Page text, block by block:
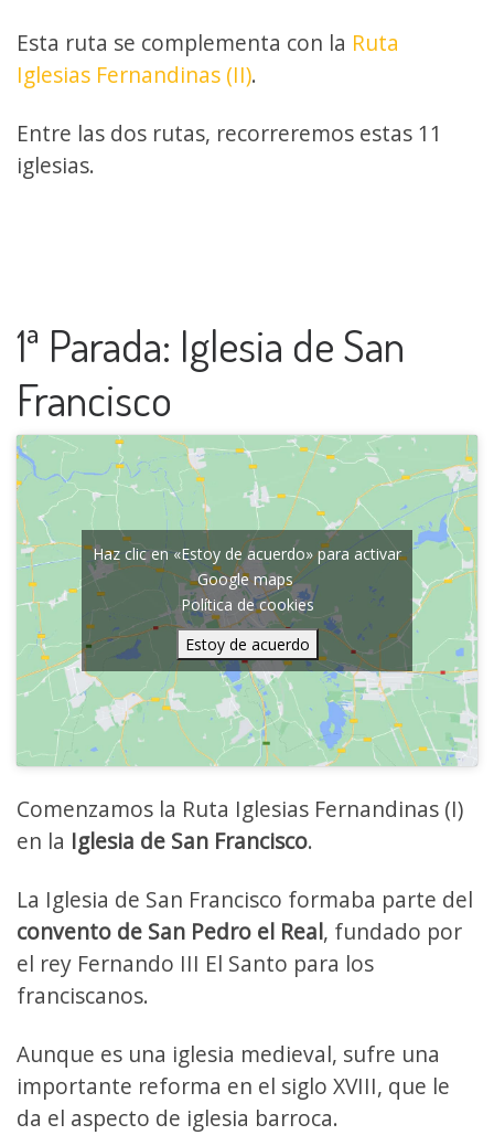
Esta ruta se complementa con la Ruta
Iglesias Fernandinas (II).
Entre las dos rutas, recorreremos estas 11
iglesias.
1ª Parada: Iglesia de San
Francisco
Haz clic en «Estoy de acuerdo» para activar
Google maps
Política de cookies
Estoy de acuerdo
Comenzamos la Ruta Iglesias Fernandinas (I)
en la Iglesia de San Francisco.
La Iglesia de San Francisco formaba parte del
convento de San Pedro el Real, fundado por
el rey Fernando III El Santo para los
franciscanos.
Aunque es una iglesia medieval, sufre una
importante reforma en el siglo XVIII, que le
da el aspecto de iglesia barroca.